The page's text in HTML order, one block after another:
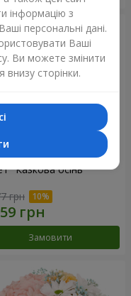
"Казкова осінь"
грн
Замовити
інформацію з
персональні дані.
Ваші
Ви можете змінити
внизу сторінки.